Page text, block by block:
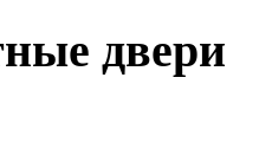
двери